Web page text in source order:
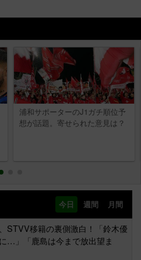
浦和サポーターのJ1ガチ順位予
想が話題。寄せられた意見は？
今日 週間 月間
STVV移籍の裏側激白！「鈴木優
…」「鹿島は今まで放出望ま